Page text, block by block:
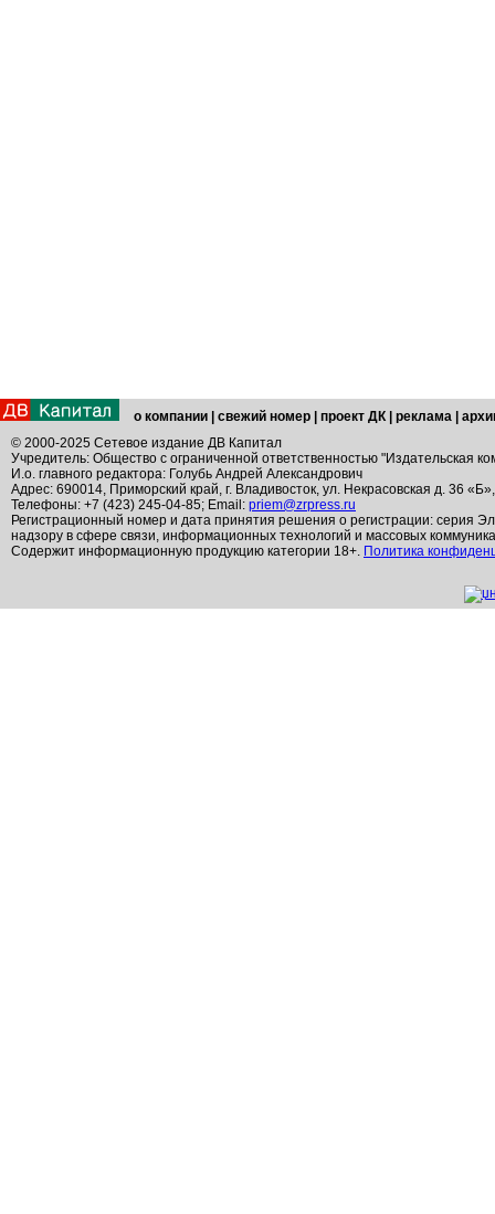
о компании свежий номер проект ДК реклама
© 2000-2025 Сетевое издание ДВ Капитал
Учредитель: Общество с ограниченной ответственностью "Издательская
И.о. главного редактора: Голубь Андрей Александрович
Адрес: 690014, Приморский край, г. Владивосток, ул. Некрасовская д. 36
Телефоны: +7 (423) 245-04-85; Email: priem@zrpress.ru
Регистрационный номер и дата принятия решения о регистрации: серия
надзору в сфере связи, информационных технологий и массовых
Содержит информационную продукцию категории 18+. Политика